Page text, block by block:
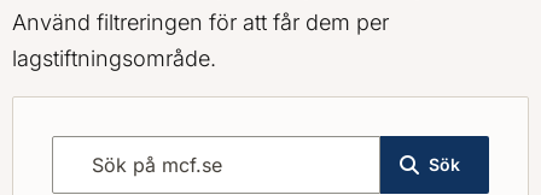
Använd filtreringen för att får dem per
lagstiftningsområde.
Sök på mcf.se
Sök